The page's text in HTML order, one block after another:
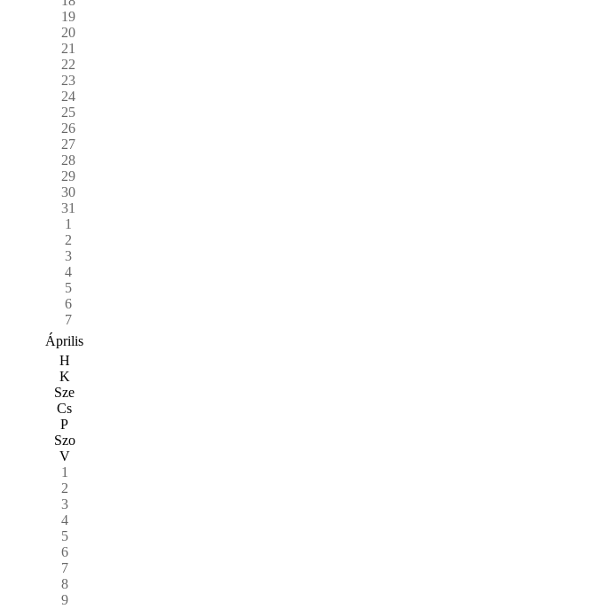
19
20
21
22
23
24
25
26
27
28
29
30
31
1
2
3
4
5
6
7
Április
H
K
Sze
Cs
P
Szo
V
1
2
3
4
5
6
7
8
9